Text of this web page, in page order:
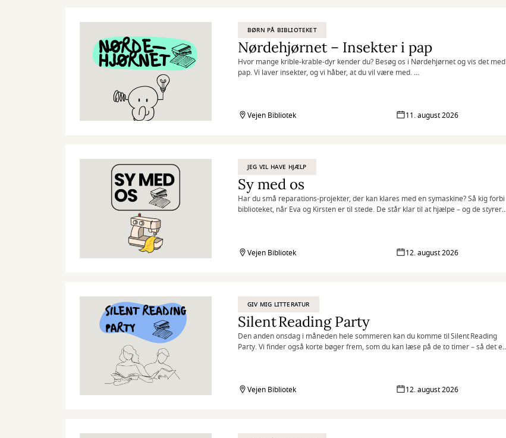
BØRN PÅ BIBLIOTEKET
Nørdehjørnet – Insekter i pap
Hvor mange krible-krable-dyr kender du? Besøg os i Nørdehjørnet og vis det med
pap. Vi laver insekter, og vi håber, at du vil være med.
og skaber skøre, vilde og smukke kreationer. I Nørdehjørnet er vores mission at
Vejen Bibliotek 11. august 2026
JEG VIL HAVE HJÆLP
Sy med os
Har du små reparations-projekter, der kan klares med en symaskine? Så kig forbi
biblioteket, når Eva og Kirsten er til stede. De står klar til at hjælpe – og de styrer
Vejen Bibliotek 12. august 2026
GIV MIG LITTERATUR
Silent Reading Party
Den anden onsdag i måneden hele sommeren kan du komme til Silent Reading
Party. Vi finder også korte bøger frem, som du kan læse på de to timer – så det er
timer med vores yndlingsbøger.
puder og caféborde, der indbyder til afslapning og læsning.
Vejen Bibliotek 12. august 2026